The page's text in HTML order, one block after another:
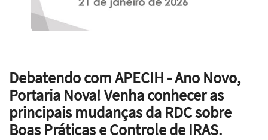
Debatendo com APECIH - Ano Novo,
Portaria Nova! Venha conhecer as
principais mudanças da RDC sobre
Boas Práticas e Controle de IRAS.